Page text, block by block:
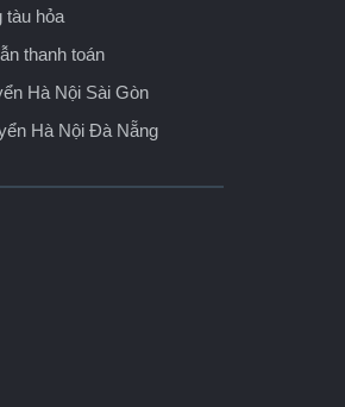
tàu hỏa
thanh toán
Hà Nội Sài Gòn
Hà Nội Đà Nẵng